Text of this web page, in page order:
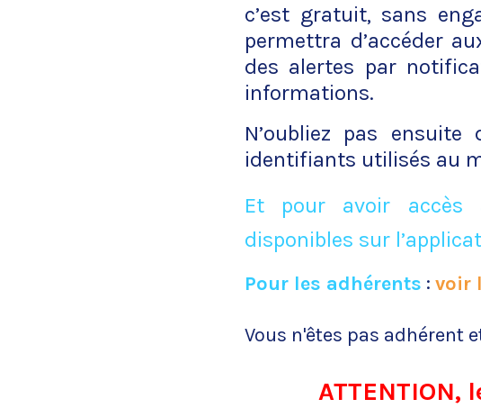
c’est gratuit, sans
permettra d’accéder
des alertes par
informations.
N’oubliez pas
identifiants utilisés au
Et pour avoir accès
disponibles sur
Pour les adhérents : voir
Vous n'êtes pas adhérent